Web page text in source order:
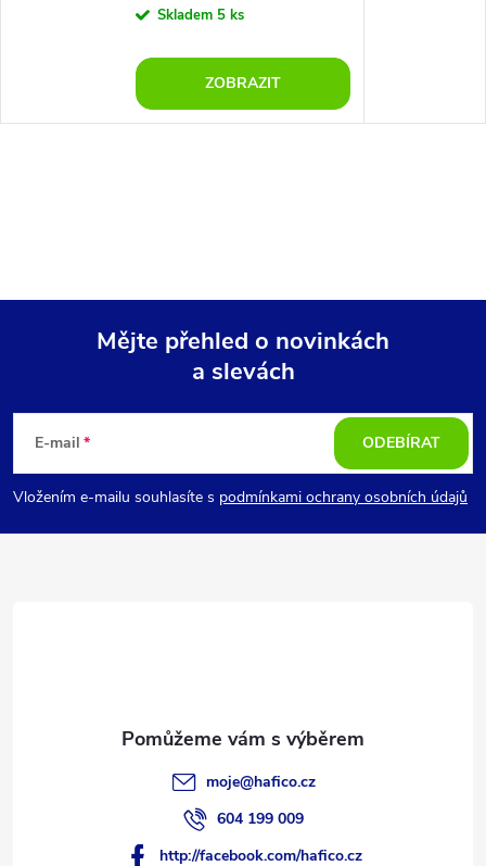
cena:Skladem 5 ks
ZOBRAZIT
p
Mějte přehled o novinkách
a slevách
E-mail
Vložením e-mailu souhlasíte s podmínkami ochrany osobních údajů
ODEBÍRAT
moje@hafico.cz
604 199 009
http://facebook.com/hafico.cz